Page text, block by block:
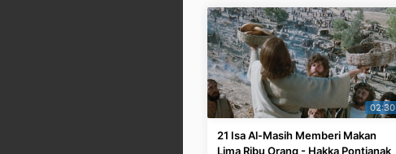
02:30
21 Isa Al-Masih Memberi Makan
Lima Ribu Orang - Hakka Pontianak